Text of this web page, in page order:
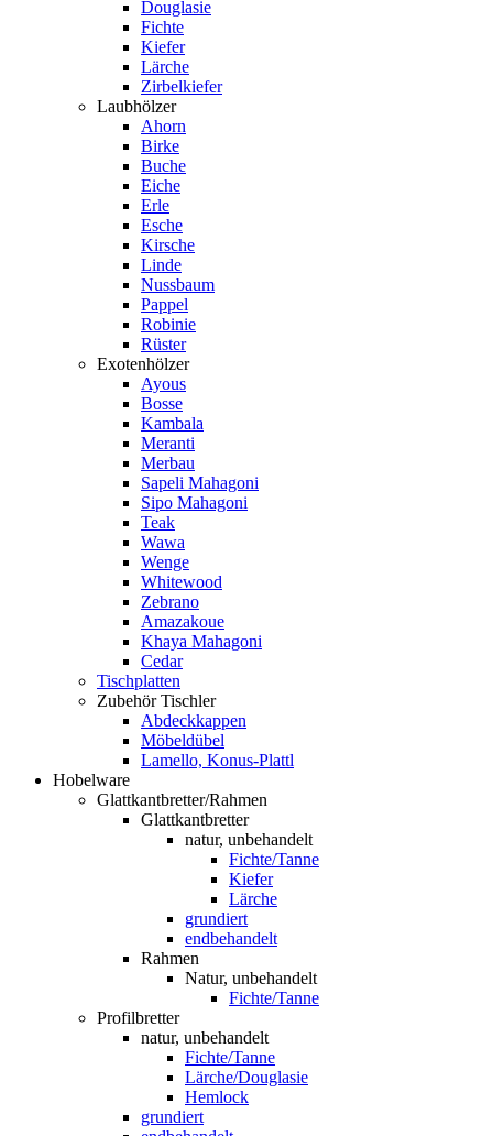
Douglasie
Fichte
Kiefer
Lärche
Zirbelkiefer
Laubhölzer
Ahorn
Birke
Buche
Eiche
Erle
Esche
Kirsche
Linde
Nussbaum
Pappel
Robinie
Rüster
Exotenhölzer
Ayous
Bosse
Kambala
Meranti
Merbau
Sapeli Mahagoni
Sipo Mahagoni
Teak
Wawa
Wenge
Whitewood
Zebrano
Amazakoue
Khaya Mahagoni
Cedar
Tischplatten
Zubehör Tischler
Abdeckkappen
Möbeldübel
Lamello, Konus-Plattl
Hobelware
Glattkantbretter/Rahmen
Glattkantbretter
natur, unbehandelt
Fichte/Tanne
Kiefer
Lärche
grundiert
endbehandelt
Rahmen
Natur, unbehandelt
Fichte/Tanne
Profilbretter
natur, unbehandelt
Fichte/Tanne
Lärche/Douglasie
Hemlock
grundiert